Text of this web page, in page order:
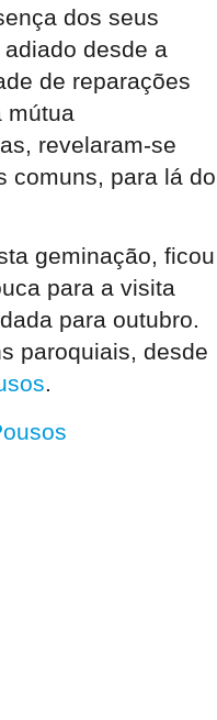
dos seus
desde a
de reparações
mútua
revelaram-se
comuns, para lá do
geminação, ficou
para a visita
para outubro.
paroquiais, desde
.